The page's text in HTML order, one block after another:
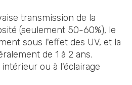
transmission de la
(seulement 50-60%), le
sous l'effet des UV, et la
de 1 à 2 ans.
ou à l'éclairage